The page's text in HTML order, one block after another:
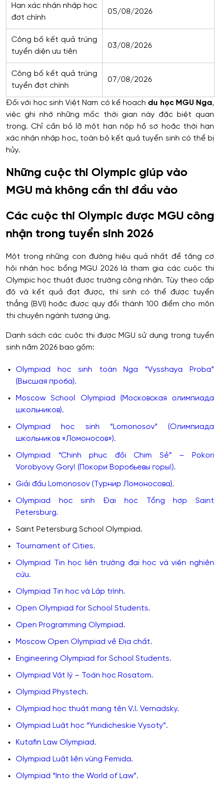
Hạn xác nhận nhập học
đợt chính
05/08/2026
Công bố kết quả trúng
tuyển diện ưu tiên
03/08/2026
Công bố kết quả trúng
tuyển đợt chính
07/08/2026
Đối với học sinh Việt Nam có kế hoạch du học MGU Nga,
việc ghi nhớ những mốc thời gian này đặc biệt quan
trọng. Chỉ cần bỏ lỡ một hạn nộp hồ sơ hoặc thời hạn
xác nhận nhập học, toàn bộ kết quả tuyển sinh có thể bị
hủy.
Những cuộc thi Olympic giúp vào
MGU mà không cần thi đầu vào
Các cuộc thi Olympic được MGU công
nhận trong tuyển sinh 2026
Một trong những con đường hiệu quả nhất để tăng cơ
hội nhận học bổng MGU 2026 là tham gia các cuộc thi
Olympic học thuật được trường công nhận. Tùy theo cấp
độ và kết quả đạt được, thí sinh có thể được tuyển
thẳng (BVI) hoặc được quy đổi thành 100 điểm cho môn
thi chuyên ngành tương ứng.
Danh sách các cuộc thi được MGU sử dụng trong tuyển
sinh năm 2026 bao gồm:
Olympiad học sinh toàn Nga “Vysshaya Proba”
(Высшая проба).
Moscow School Olympiad (Московская олимпиада
школьников).
Olympiad học sinh “Lomonosov” (Олимпиада
школьников «Ломоносов»).
Olympiad “Chinh phục đồi Chim Sẻ” – Pokori
Vorobyovy Gory! (Покори Воробьевы горы!).
Giải đấu Lomonosov (Турнир Ломоносова).
Olympiad học sinh Đại học Tổng hợp Saint
Petersburg.
Saint Petersburg School Olympiad.
Tournament of Cities.
Olympiad Tin học liên trường đại học và viện nghiên
cứu.
Olympiad Tin học và Lập trình.
Open Olympiad for School Students.
Open Programming Olympiad.
Moscow Open Olympiad về Địa chất.
Engineering Olympiad for School Students.
Olympiad Vật lý – Toán học Rosatom.
Olympiad Phystech.
Olympiad học thuật mang tên V.I. Vernadsky.
Olympiad Luật học “Yuridicheskie Vysoty”.
Kutafin Law Olympiad.
Olympiad Luật liên vùng Femida.
Olympiad “Into the World of Law”.